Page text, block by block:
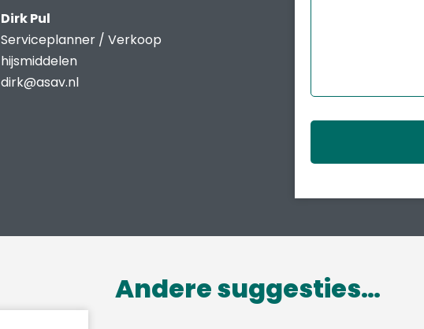
Dirk Pul
Serviceplanner / Verkoop
hijsmiddelen
dirk@asav.nl
Andere suggesties…